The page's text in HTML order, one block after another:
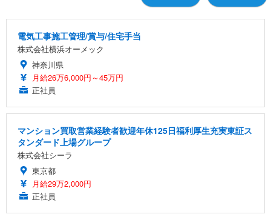
電気工事施工管理/賞与/住宅手当
株式会社横浜オーメック
神奈川県
月給26万6,000円～45万円
正社員
マンション買取営業経験者歓迎年休125日福利厚生充実東証ス
タンダード上場グループ
株式会社シーラ
東京都
月給29万2,000円
正社員